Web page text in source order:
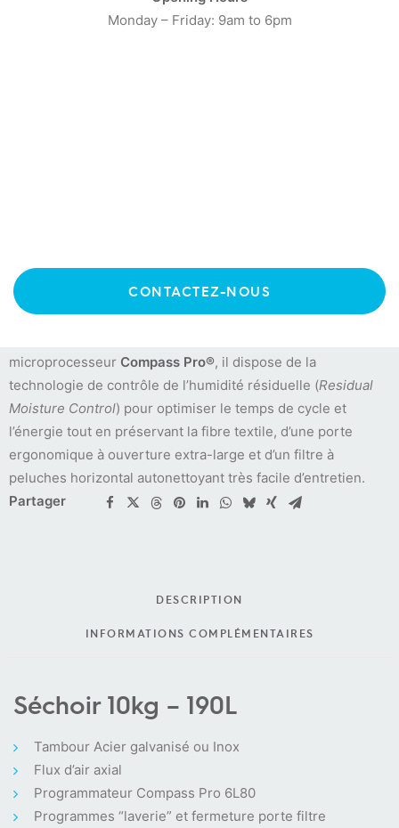
Monday – Friday: 9am to 6pm
CONTACTEZ-NOUS
Leséchoir professionnel Electrolux TD6-10(gamme Line
6000) est un modèle performant d’une capacité de 10,5 kg
(tambour de 190 litres), idéal pour les collectivités, hôtels et
microprocesseur Compass Pro®, il dispose de la
technologie de contrôle de l’humidité résiduelle (Residual
Moisture Control) pour optimiser le temps de cycle et
l’énergie tout en préservant la fibre textile, d’une porte
ergonomique à ouverture extra-large et d’un filtre à
peluches horizontal autonettoyant très facile d’entretien.
Partager
DESCRIPTION
INFORMATIONS COMPLÉMENTAIRES
Séchoir 10kg – 190L
Tambour Acier galvanisé ou Inox
Flux d’air axial
Programmateur Compass Pro 6L80
Programmes “laverie” et fermeture porte filtre